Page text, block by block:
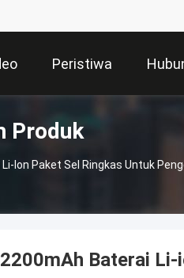
Peristiwa
Produk
Ion Paket Sel Ringkas Untuk
Baterai Li-